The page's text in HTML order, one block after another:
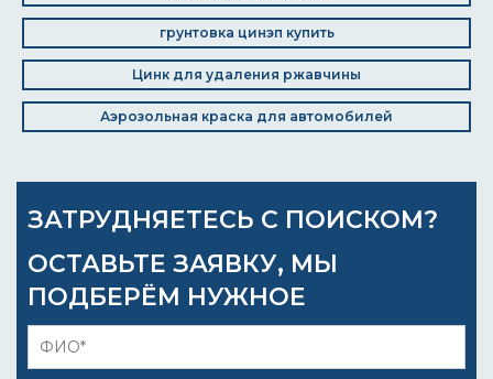
грунтовка цинэп купить
Цинк для удаления ржавчины
Аэрозольная краска для автомобилей
ЗАТРУДНЯЕТЕСЬ С ПОИСКОМ?
ОСТАВЬТЕ ЗАЯВКУ, МЫ
ПОДБЕРЁМ НУЖНОЕ